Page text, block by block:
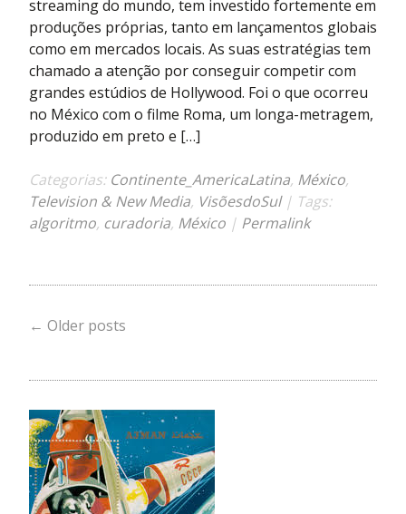
entre
entretenimento
e
big
tech
para
tapete
vermelho
do
desviar
streaming do mundo, tem investido fortemente em
produções próprias, tanto em lançamentos globais
como em mercados locais. As suas estratégias tem
chamado a atenção por conseguir competir com
grandes estúdios de Hollywood. Foi o que ocorreu
no México com o filme Roma, um longa-metragem,
produzido em preto e […]
Categorias: Continente_AmericaLatina, México,
Television & New Media, VisõesdoSul | Tags:
algoritmo, curadoria, México | Permalink
← Older posts